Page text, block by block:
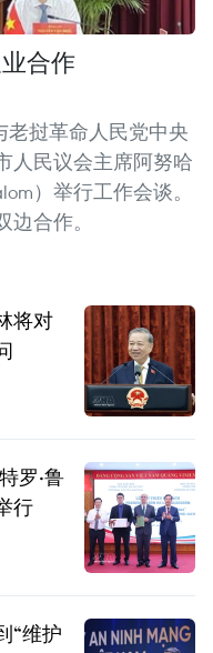
合作
老挝革命人民党中央
人民议会主席阿努哈
）举行工作会谈。
合作。
将对
罗·鲁
行
“维护